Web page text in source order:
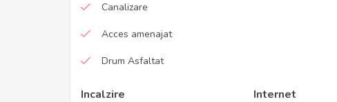
Canalizare
Acces amenajat
Drum Asfaltat
Incalzire Internet